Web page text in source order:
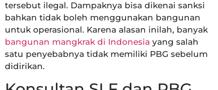
tersebut ilegal. Dampaknya bisa dikenai sanksi
bahkan tidak boleh menggunakan bangunan
untuk operasional. Karena alasan inilah, banyak
bangunan mangkrak di Indonesia yang salah
satu penyebabnya tidak memiliki PBG sebelum
didirikan.